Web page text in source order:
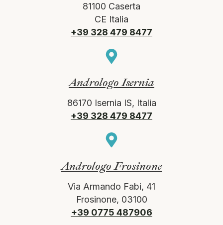
81100 Caserta
CE Italia
+39 328 479 8477
Andrologo Isernia
86170 Isernia IS, Italia
+39 328 479 8477
Andrologo Frosinone
Via Armando Fabi, 41
Frosinone, 03100
+39 0775 487906